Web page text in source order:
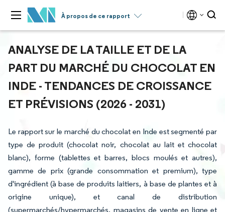
À propos de ce rapport
ANALYSE DE LA TAILLE ET DE LA
PART DU MARCHÉ DU CHOCOLAT EN
INDE - TENDANCES DE CROISSANCE
ET PRÉVISIONS (2026 - 2031)
Le rapport sur le marché du chocolat en Inde est segmenté par
type de produit (chocolat noir, chocolat au lait et chocolat
blanc), forme (tablettes et barres, blocs moulés et autres),
gamme de prix (grande consommation et premium), type
d'ingrédient (à base de produits laitiers, à base de plantes et à
origine unique), et canal de distribution
(supermarchés/hypermarchés, magasins de vente en ligne et